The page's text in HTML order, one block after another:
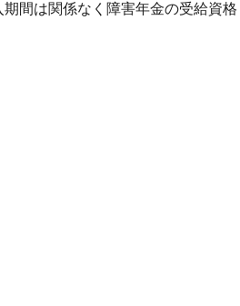
間は関係なく障害年金の受給資格